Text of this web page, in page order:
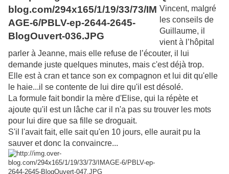
Vincent, malgré
les conseils de
Guillaume, il
vient à l’hôpital
parler à Jeanne, mais elle refuse de l’écouter, il lui
demande juste quelques minutes, mais c'est déjà trop.
Elle est à cran et tance son ex compagnon et lui dit qu'elle
le haie...il se contente de lui dire qu'il est désolé.
La formule fait bondir la mère d'Elise, qui la répète et
ajoute qu'il est un lâche car il n'a pas su trouver les mots
pour lui dire que sa fille se droguait.
S'il l'avait fait, elle sait qu'en 10 jours, elle aurait pu la
sauver et donc la convaincre...